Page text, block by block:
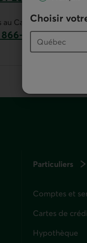
Choisir
lancera votre
au Canada :
866-7000
sans frais. Ce
Particuliers
Comptes et
Cartes de
Hypothèque